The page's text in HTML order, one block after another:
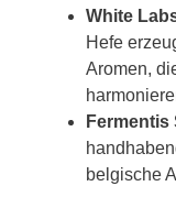
White
Hefe
Aromen,
Fermentis
belgische